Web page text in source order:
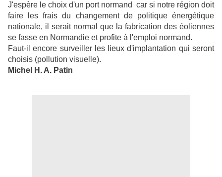
J'espère le choix d'un port normand car si notre région doit
faire les frais du changement de politique énergétique
nationale, il serait normal que la fabrication des éoliennes
se fasse en Normandie et profite à l'emploi normand.
Faut-il encore surveiller les lieux d'implantation qui seront
choisis (pollution visuelle).
Michel H. A. Patin